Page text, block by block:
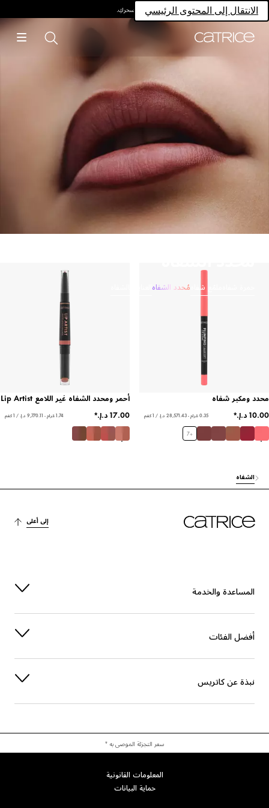
الانتقال إلى المحتوى الرئيسيامتلكي سحركِ.
ملمّع شفاه مُحدد الشفاه
محدد ومكبر شفاه
0.35 غرام - ‏28,571.43 د.إ.‏ / 1 كغم
+
7
أحمر ومحدد الشفاه غير اللامع Lip Artist
1.74 غرام - ‏9,770.11 د.إ.‏ / 1 كغم
الشفاه
إلى أعلى
المساعدة والخدمة
أفضل الفئات
نبذة عن كاتريس
سعر التجزئة الموصى به *
المعلومات القانونية
حماية البيانات